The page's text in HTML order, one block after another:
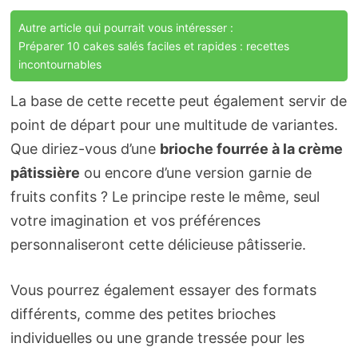
Autre article qui pourrait vous intéresser :
Préparer 10 cakes salés faciles et rapides : recettes
incontournables
La base de cette recette peut également servir de
point de départ pour une multitude de variantes.
Que diriez-vous d’une brioche fourrée à la crème
pâtissière ou encore d’une version garnie de
fruits confits ? Le principe reste le même, seul
votre imagination et vos préférences
personnaliseront cette délicieuse pâtisserie.
Vous pourrez également essayer des formats
différents, comme des petites brioches
individuelles ou une grande tressée pour les